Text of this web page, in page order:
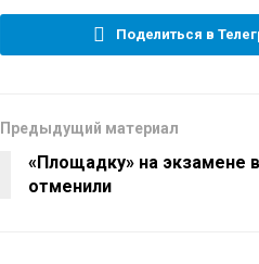
Поделиться в
Предыдущий материал
«Площадку» на экзамене
отменили